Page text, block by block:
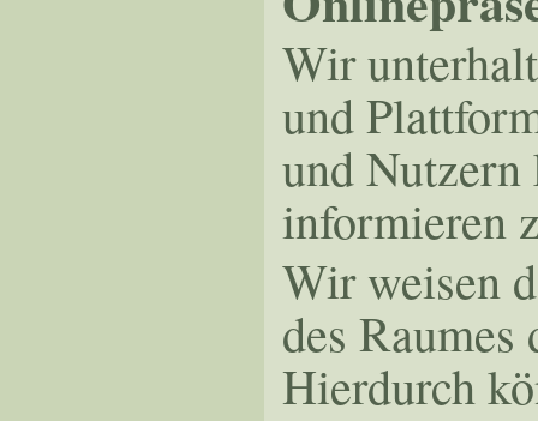
Wir
und
und Nutzern
informieren
Wir weisen
des
Hierdurch